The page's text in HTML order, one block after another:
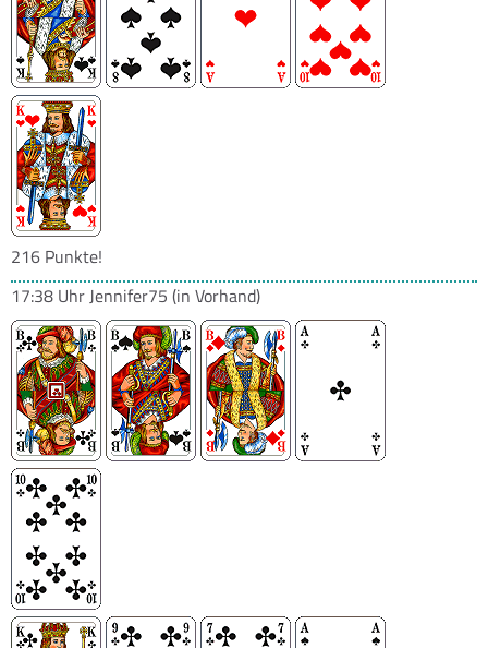
216 Punkte!
17:38 UhrJennifer75 (in Vorhand)